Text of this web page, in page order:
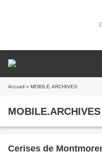
Accueil » MOBILE.ARCHIVES
MOBILE.ARCHIVES
Cerises de